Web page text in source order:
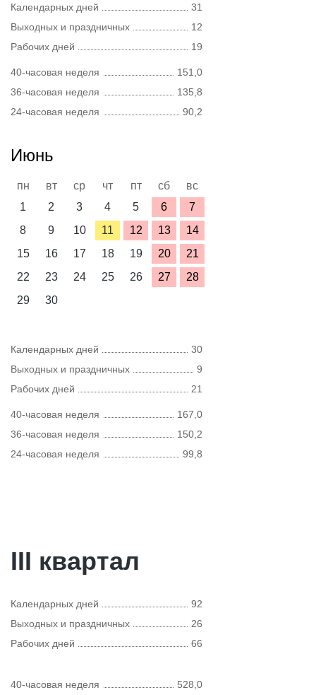
Календарных дней
31
Выходных и праздничных
12
Рабочих дней
19
40-часовая неделя
151,0
36-часовая неделя
135,8
24-часовая неделя
90,2
Июнь
пн вт ср чт пт сб
вс
1
2 3 4 5 6
7
8
9 10 11 12 13
14
15
16 17 18 19 20
21
22
23 24 25 26 27
28
29
30
Календарных дней
30
Выходных и праздничных
9
Рабочих дней
21
40-часовая неделя
167,0
36-часовая неделя
150,2
24-часовая неделя
99,8
III квартал
Календарных дней
92
Выходных и праздничных
26
Рабочих дней
66
40-часовая неделя 528,0